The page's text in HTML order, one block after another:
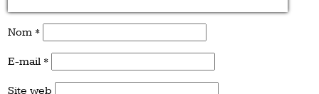
Nom *
E-mail *
Site web